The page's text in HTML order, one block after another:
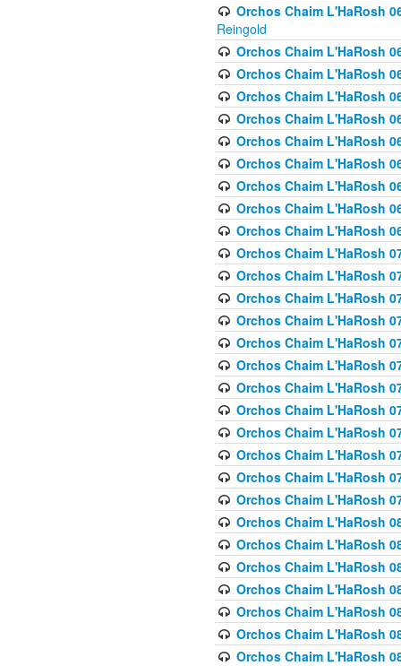
Orchos Chaim L'HaRosh
Reingold
Orchos Chaim L'HaRosh
Orchos Chaim L'HaRosh
Orchos Chaim L'HaRosh
Orchos Chaim L'HaRosh
Orchos Chaim L'HaRosh
Orchos Chaim L'HaRosh
Orchos Chaim L'HaRosh
Orchos Chaim L'HaRosh
Orchos Chaim L'HaRosh
Orchos Chaim L'HaRosh
Orchos Chaim L'HaRosh
Orchos Chaim L'HaRosh
Orchos Chaim L'HaRosh
Orchos Chaim L'HaRosh
Orchos Chaim L'HaRosh
Orchos Chaim L'HaRosh
Orchos Chaim L'HaRosh
Orchos Chaim L'HaRosh
Orchos Chaim L'HaRosh
Orchos Chaim L'HaRosh
Orchos Chaim L'HaRosh
Orchos Chaim L'HaRosh
Orchos Chaim L'HaRosh
Orchos Chaim L'HaRosh
Orchos Chaim L'HaRosh
Orchos Chaim L'HaRosh
Orchos Chaim L'HaRosh
Orchos Chaim L'HaRosh